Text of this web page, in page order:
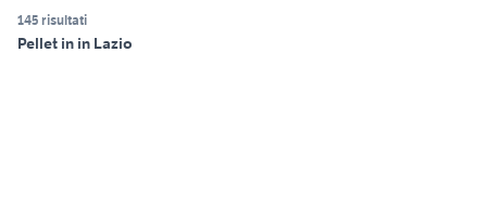
145 risultati
Pellet in in Lazio